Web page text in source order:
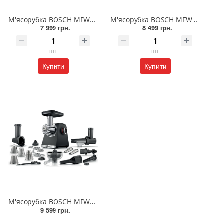
М'ясорубка BOSCH MFWS660B
7 999 грн.
шт
Купити
М'ясорубка BOSCH MFWS820M
8 499 грн.
шт
Купити
М'ясорубка BOSCH MFWS682B
9 599 грн.